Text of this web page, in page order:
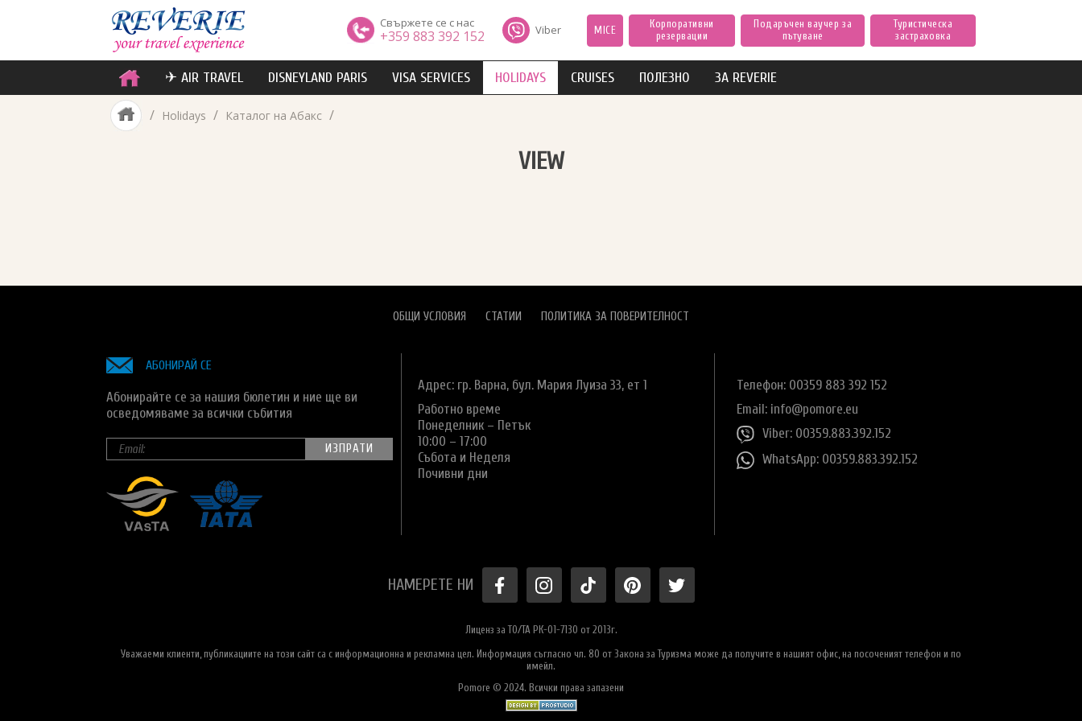
Свържете се с нас
+359 883 392 152 Viber MICE
Корпоративни
резервации
Подаръчен ваучер за
пътуване
Туристическа
застраховка
✈ AIR TRAVEL DISNEYLAND PARIS VISA SERVICES HOLIDAYS CRUISES ПОЛЕЗНО ЗА REVERIE
/ Holidays / Каталог на Абакс /
VIEW
ОБЩИ УСЛОВИЯ СТАТИИ ПОЛИТИКА ЗА ПОВЕРИТЕЛНОСТ
АБОНИРАЙ СЕ
Абонирайте се за нашия бюлетин и ние ще ви
осведомяваме за всички събития
Адрес: гр. Варна, бул. Мария Луиза 33, ет 1
Работно време
Понеделник – Петък
10:00 – 17:00
Събота и Неделя
Почивни дни
Телефон: 00359 883 392 152
Email: info@pomore.eu
Viber: 00359.883.392.152
WhatsApp: 00359.883.392.152
НАМЕРЕТЕ НИ
Лиценз за ТО/ТА РК-01-7130 от 2013г.
Уважаеми клиенти, публикациите на този сайт са с информационна и рекламна цел. Информация съгласно чл. 80 от Закона за Туризма може да получите в нашият офис, на посоченият телефон и по
имейл.
Pomore © 2024. Всички права запазени